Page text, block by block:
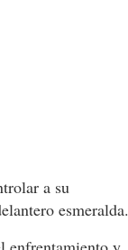
a su
esmeralda.